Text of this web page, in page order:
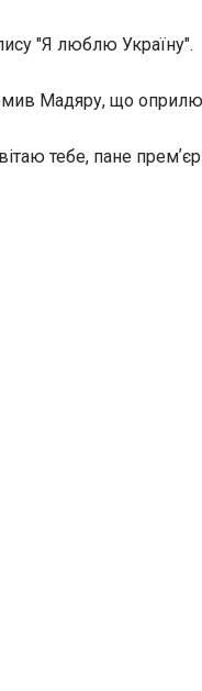
"Я люблю Україну".
Мадяру, що
тебе, пане